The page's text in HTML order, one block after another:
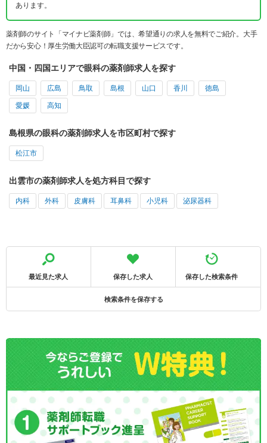
あります。
薬剤師のサイト「マイナビ薬剤師」では、希望通りの求人を無料でご紹介。大手
だから安心！厚生労働大臣認可の転職支援サービスです。
中国・四国エリアで眼科の薬剤師求人を探す
岡山 広島 鳥取 島根 山口 香川 徳島
愛媛 高知
島根県の眼科の薬剤師求人を市区町村で探す
松江市
出雲市の薬剤師求人を処方科目で探す
内科 外科 皮膚科 耳鼻科 小児科 泌尿器科
最近見た求人 保存した求人 保存した検索条件
検索条件を保存する